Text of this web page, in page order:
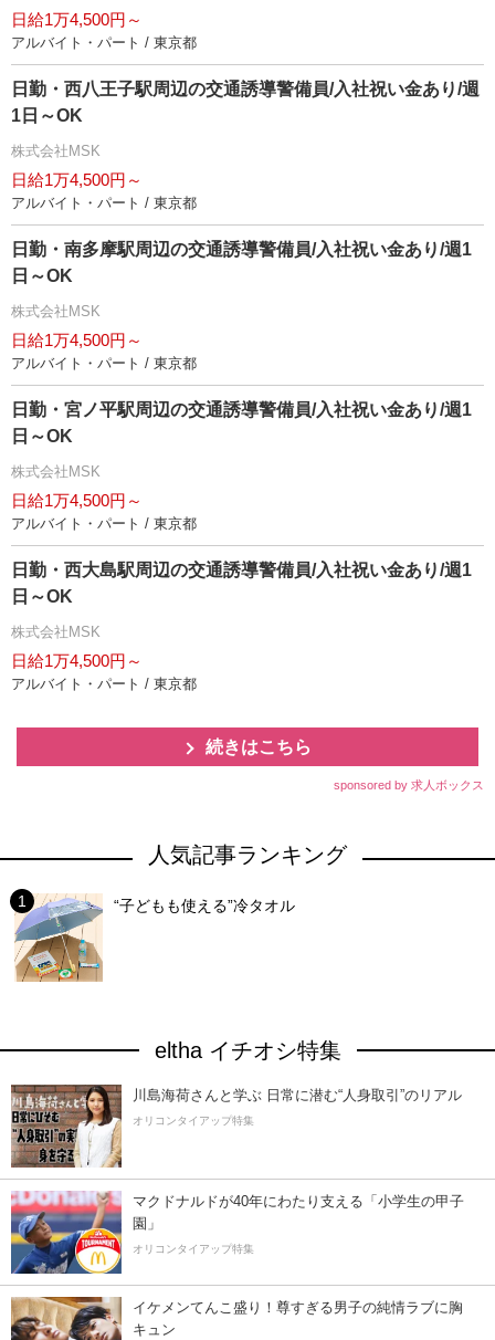
日給1万4,500円～
アルバイト・パート / 東京都
日勤・西八王子駅周辺の交通誘導警備員/入社祝い金あり/週
1日～OK
株式会社MSK
日給1万4,500円～
アルバイト・パート / 東京都
日勤・南多摩駅周辺の交通誘導警備員/入社祝い金あり/週1
日～OK
株式会社MSK
日給1万4,500円～
アルバイト・パート / 東京都
日勤・宮ノ平駅周辺の交通誘導警備員/入社祝い金あり/週1
日～OK
株式会社MSK
日給1万4,500円～
アルバイト・パート / 東京都
日勤・西大島駅周辺の交通誘導警備員/入社祝い金あり/週1
日～OK
株式会社MSK
日給1万4,500円～
アルバイト・パート / 東京都
続きはこちら
sponsored by 求人ボックス
人気記事ランキング
“子どもも使える”冷タオル
eltha イチオシ特集
川島海荷さんと学ぶ 日常に潜む“人身取引”のリアル
オリコンタイアップ特集
マクドナルドが40年にわたり支える「小学生の甲子
園」
オリコンタイアップ特集
イケメンてんこ盛り！尊すぎる男子の純情ラブに胸
キュン